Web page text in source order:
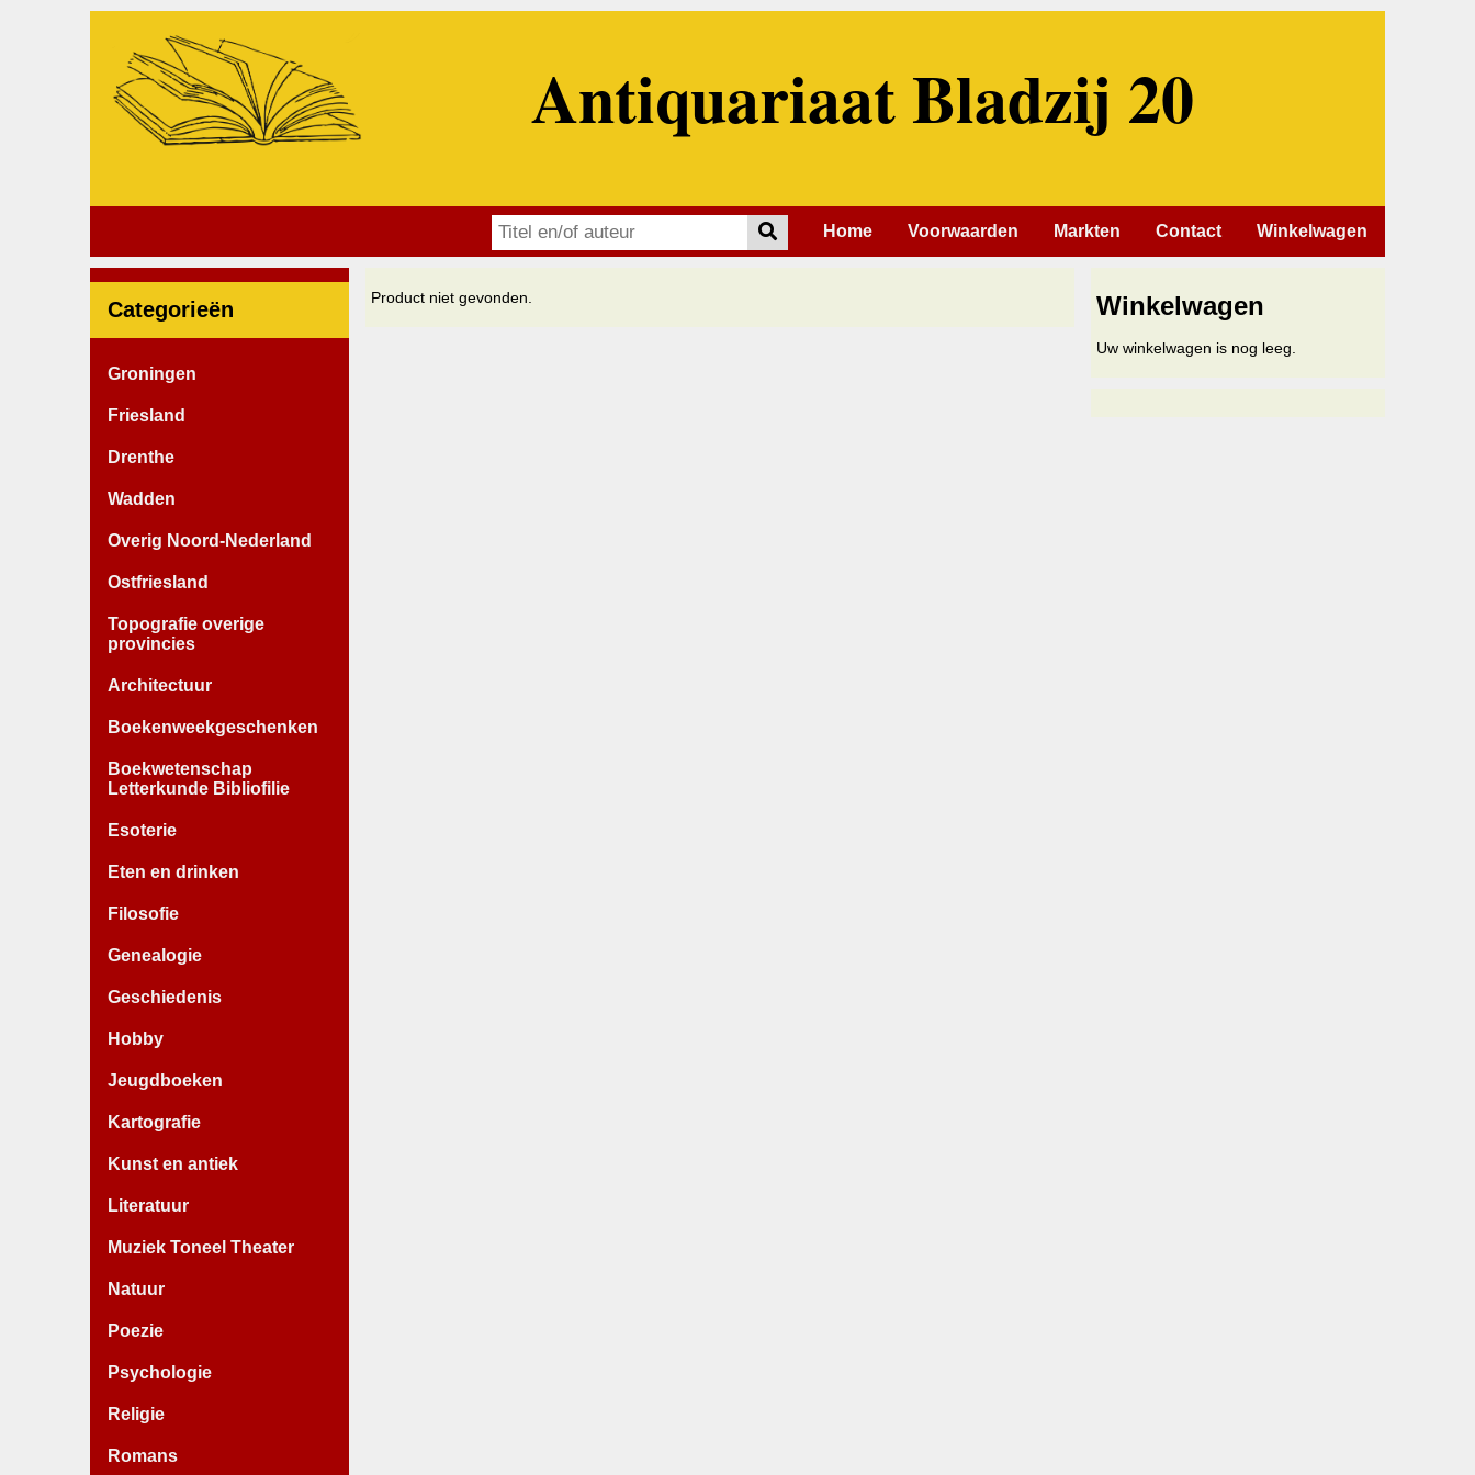
Antiquariaat Bladzij 20
Winkelwagen
Contact
Markten
Voorwaarden
Home
Categorieën
Groningen
Friesland
Drenthe
Wadden
Overig Noord-Nederland
Ostfriesland
Topografie overige
provincies
Architectuur
Boekenweekgeschenken
Boekwetenschap
Letterkunde Bibliofilie
Esoterie
Eten en drinken
Filosofie
Genealogie
Geschiedenis
Hobby
Jeugdboeken
Kartografie
Kunst en antiek
Literatuur
Muziek Toneel Theater
Natuur
Poezie
Psychologie
Religie
Romans
Product niet gevonden. Winkelwagen
Uw winkelwagen is nog leeg.